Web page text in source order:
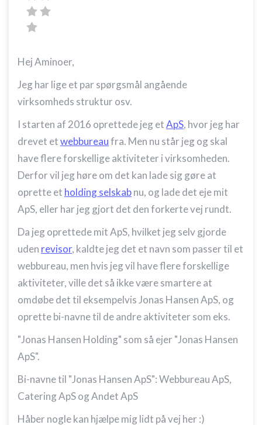
Hej Aminoer,
Jeg har lige et par spørgsmål angående
virksomheds struktur osv.
I starten af 2016 oprettede jeg etApS, hvor jeg har
drevet etwebbureaufra. Men nu står jeg og skal
have flere forskellige aktiviteter i virksomheden.
Derfor vil jeg høre om det kan lade sig gøre at
oprette et holding selskabnu, og lade det eje mit
ApS, eller har jeg gjort det den forkerte vej rundt.
Da jeg oprettede mit ApS, hvilket jeg selv gjorde
uden revisor, kaldte jeg det et navn som passer til et
webbureau, men hvis jeg vil have flere forskellige
aktiviteter, ville det så ikke være smartere at
omdøbe det til eksempelvis Jonas Hansen ApS, og
oprette bi-navne til de andre aktiviteter som eks.
"Jonas Hansen Holding" som så ejer "Jonas Hansen
ApS".
Bi-navne til "Jonas Hansen ApS": Webbureau ApS,
Catering ApS og Andet ApS
Håber nogle kan hjælpe mig lidt på vej her :)